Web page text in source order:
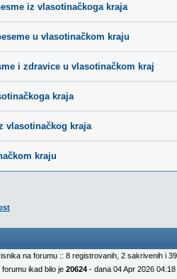
iz vlasotinačkoga kraja
u vlasotinačkom kraju
i zdravice u vlasotinačkom kraj
kraja
vlasotinačkog kraja
kraju
na forumu :: 8 registrovanih, 2 sakrivenih i
ikad bilo je 20624 - dana 04 Apr 2026 04:18